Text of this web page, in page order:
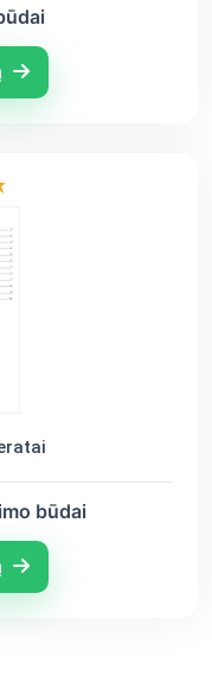
būdai